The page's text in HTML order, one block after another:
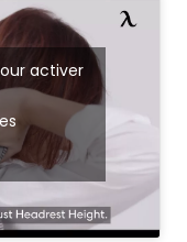
activer